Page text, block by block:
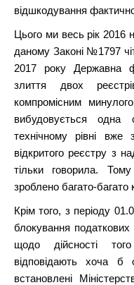
відшкодування
Цього ми весь рік 2016
даному Законі №1797
2017 року Державна
злиття двох
компромісним
вибудовується
технічному рівні
відкритого реєстру з
тільки говорила.
зроблено багато-багато
Крім того, з періоду
блокування податкових
щодо дійсності
відповідають хоча б
встановлені